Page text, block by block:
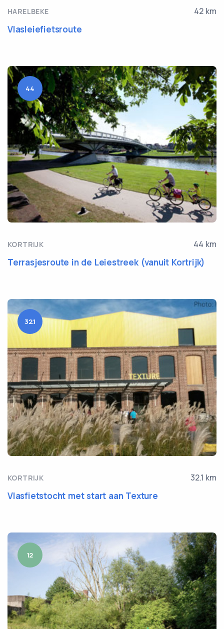
HARELBEKE 42 km
Vlasleiefietsroute
44
KORTRIJK 44 km
Terrasjesroute in de Leiestreek (vanuit Kortrijk)
32.1
KORTRIJK 32.1 km
Vlasfietstocht met start aan Texture
12